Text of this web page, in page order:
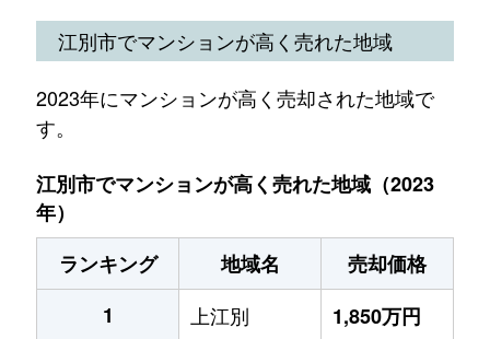
江別市でマンションが高く売れた地域
2023年にマンションが高く売却された地域で
す。
江別市でマンションが高く売れた地域（2023
年）
ランキング
地域名
売却価格
1
上江別
1,850万円